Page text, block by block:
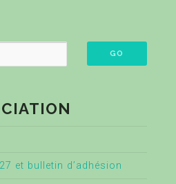
et bulletin d’adhésion